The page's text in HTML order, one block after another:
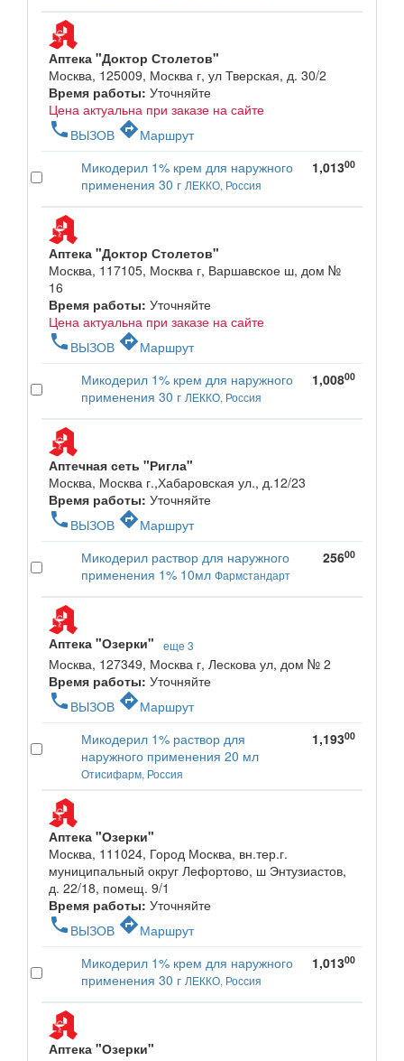
Аптека "Доктор Столетов"
Москва, 125009, Москва г, ул Тверская, д. 30/2
Время работы: Уточняйте
Цена актуальна при заказе на сайте
phone ВЫЗОВ directionsМаршрут
Микодерил 1% крем для наружного
применения 30 г ЛЕККО, Россия
1,01300
Аптека "Доктор Столетов"
Москва, 117105, Москва г, Варшавское ш, дом №
16
Время работы: Уточняйте
Цена актуальна при заказе на сайте
phone ВЫЗОВ directionsМаршрут
Микодерил 1% крем для наружного
применения 30 г ЛЕККО, Россия
1,00800
Аптечная сеть "Ригла"
Москва, Москва г.,Хабаровская ул., д.12/23
Время работы: Уточняйте
phone ВЫЗОВ directionsМаршрут
Микодерил раствор для наружного
применения 1% 10мл Фармстандарт
25600
Аптека "Озерки" еще 3
Москва, 127349, Москва г, Лескова ул, дом № 2
Время работы: Уточняйте
phone ВЫЗОВ directionsМаршрут
Микодерил 1% раствор для
наружного применения 20 мл
Отисифарм, Россия
1,19300
Аптека "Озерки"
Москва, 111024, Город Москва, вн.тер.г.
муниципальный округ Лефортово, ш Энтузиастов,
д. 22/18, помещ. 9/1
Время работы: Уточняйте
phone ВЫЗОВ directionsМаршрут
Микодерил 1% крем для наружного
применения 30 г ЛЕККО, Россия
1,01300
Аптека "Озерки"